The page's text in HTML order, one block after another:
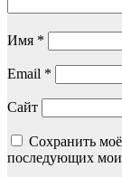
Имя *
Email *
Сайт
Сохранить
последующих